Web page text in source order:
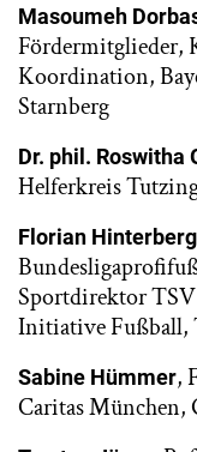
Masoumeh
Fördermitglieder,
Koordination,
Starnberg
Dr. phil. Roswitha
Helferkreis
Florian
Sportdirektor TSV
Initiative Fußball,
Sabine Hümmer,
Caritas München,